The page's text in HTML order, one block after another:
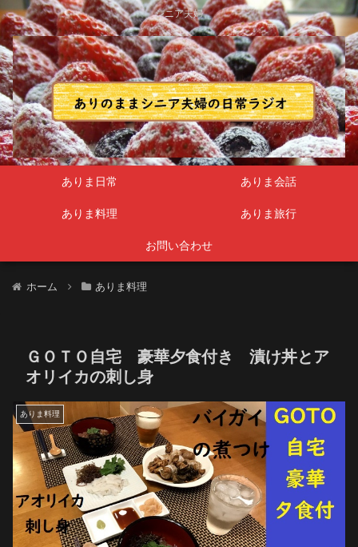
シニア夫婦
ありま日常 ありま会話
ありま料理 ありま旅行
お問い合わせ
ホーム ありま料理
ＧＯＴＯ自宅 豪華夕食付き 漬け丼とア
オリイカの刺し身
ありま料理